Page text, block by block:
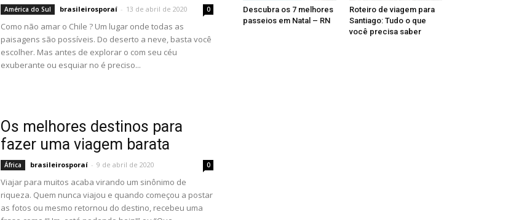
América do Sul brasileirosporaí - 13 de abril de 2020 0
Como não amar o Chile ? Um lugar onde todas as
paisagens são possíveis. Do deserto a neve, basta você
escolher. Mas antes de explorar o com seu céu
exuberante ou esquiar no é preciso...
Os melhores destinos para
fazer uma viagem barata
África brasileirosporaí - 9 de abril de 2020 0
Viajar para muitos acaba virando um sinônimo de
riqueza. Quem nunca viajou e quando começou a postar
as fotos ou mesmo retornou do destino, recebeu uma
Descubra os 7 melhores
passeios em Natal – RN
Roteiro de viagem para
Santiago: Tudo o que
você precisa saber